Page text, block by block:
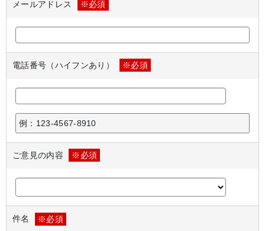
メールアドレス ※必須
電話番号（ハイフンあり） ※必須
例：123-4567-8910
ご意見の内容 ※必須
件名 ※必須